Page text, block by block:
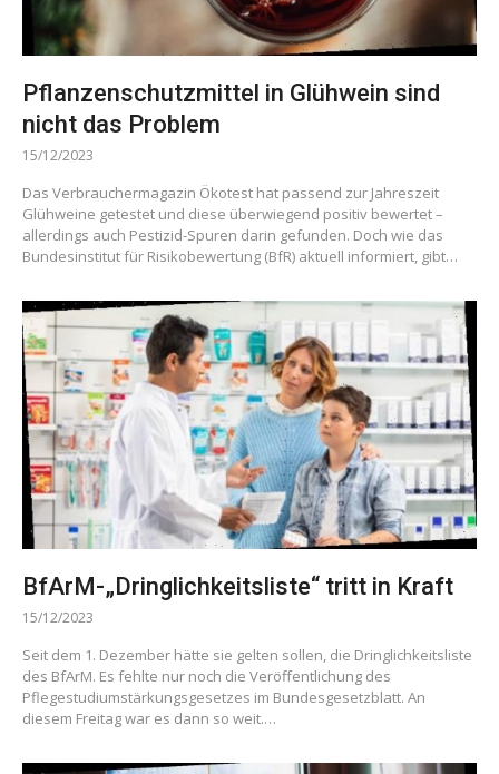
Pflanzenschutzmittel in Glühwein sind
nicht das Problem
15/12/2023
Das Verbrauchermagazin Ökotest hat passend zur Jahreszeit
Glühweine getestet und diese überwiegend positiv bewertet –
allerdings auch Pestizid-Spuren darin gefunden. Doch wie das
Bundesinstitut für Risikobewertung (BfR) aktuell informiert, gibt…
BfArM-„Dringlichkeitsliste“ tritt in Kraft
15/12/2023
Seit dem 1. Dezember hätte sie gelten sollen, die Dringlichkeitsliste
des BfArM. Es fehlte nur noch die Veröffentlichung des
Pflegestudiumstärkungsgesetzes im Bundesgesetzblatt. An
diesem Freitag war es dann so weit.…